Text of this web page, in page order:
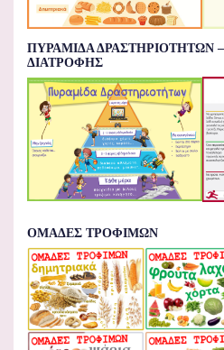
ΠΥΡΑΜΙΔΑ ΔΡΑΣΤΗΡΙΟΤΗΤΩΝ
ΔΙΑΤΡΟΦΗΣ
ΟΜΑΔΕΣ ΤΡΟΦΙΜΩΝ